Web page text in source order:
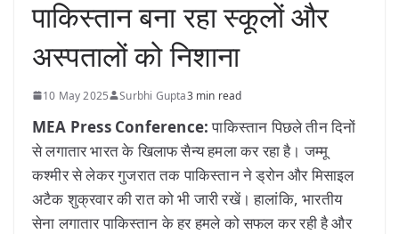
पाकिस्तान बना रहा स्कूलों और
अस्पतालों को निशाना
10 May 2025 Surbhi Gupta3 min read
MEA Press Conference:पाकिस्तान पिछले तीन दिनों
से लगातार भारत के खिलाफ सैन्य हमला कर रहा है। जम्मू
कश्मीर से लेकर गुजरात तक पाकिस्तान ने ड्रोन और मिसाइल
अटैक शुक्रवार की रात को भी जारी रखें। हालांकि, भारतीय
सेना लगातार पाकिस्तान के हर हमले को सफल कर रही है और